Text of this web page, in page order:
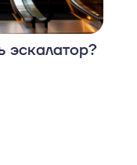
эскалатор?